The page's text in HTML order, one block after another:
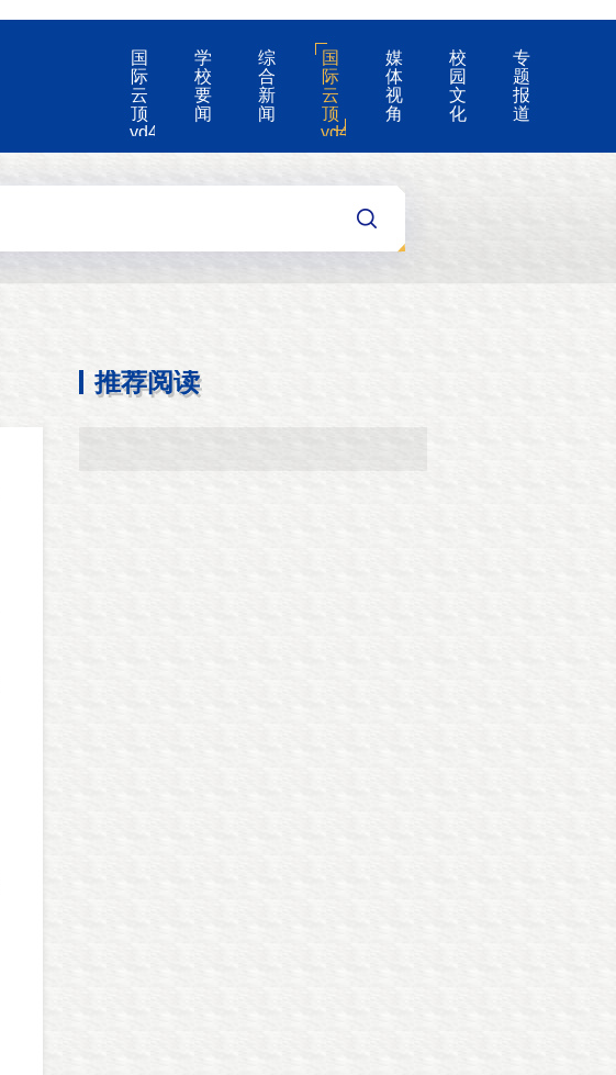
国
际
云
顶
yd4008-
云
国
戏
学
校
要
闻
综
合
新
闻
国
际
云
顶
yd4008
的
告
媒
体
视
角
校
园
文
化
专
题
报
道
推荐阅读